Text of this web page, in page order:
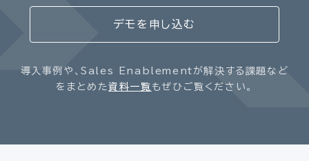
デモを申し込む
導入事例や、Sales Enablementが解決する課題など
をまとめた資料一覧 もぜひご覧ください。